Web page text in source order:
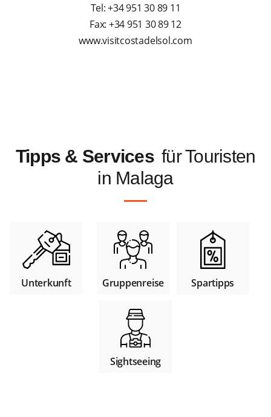
Tel: +34 951 30 89 11
Fax: +34 951 30 89 12
www.visitcostadelsol.com
Tipps & Services für Touristen
in Malaga
Unterkunft Gruppenreise Spartipps
Sightseeing